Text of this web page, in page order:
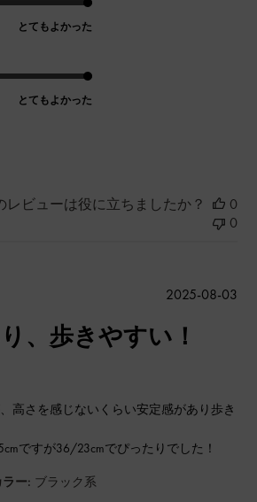
とてもよかった
とてもよかった
レビューは役に立ちましたか？
0
0
、歩きやすい！
高さを感じないくらい安定感があり歩き
ですが36/23cmでぴったりでした！
ラー: ブラック系
公
2025-08-03